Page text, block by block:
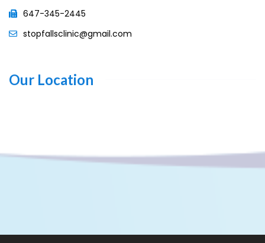
647-345-2445
stopfallsclinic@gmail.com
Our Location